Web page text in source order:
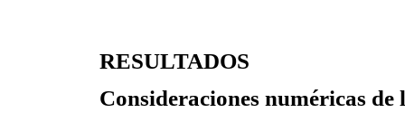
RESULTADOS
Consideraciones numéricas de